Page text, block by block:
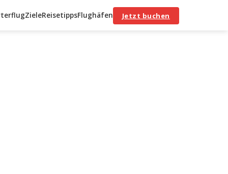
ZieleReisetippsFlughäfen Jetzt buchen